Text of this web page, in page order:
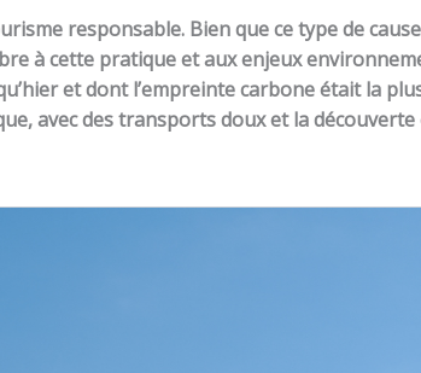
responsable. Bien que ce type de
à cette pratique et aux enjeux
et dont l’empreinte carbone était la
avec des transports doux et la découverte